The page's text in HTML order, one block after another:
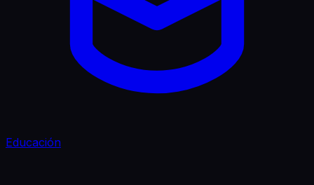
Educación